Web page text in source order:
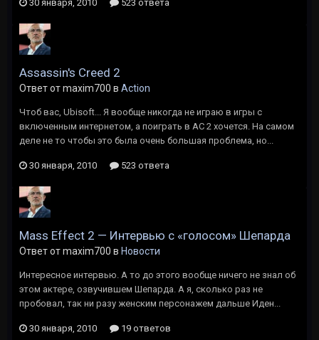
30 января, 2010 523 ответа
Assassin's Creed 2
Ответ от maxim700 в Action
Чтоб вас, Ubisoft... Я вообще никогда не играю в игры с
включенным интернетом, а поиграть в AC 2 хочется. На самом
деле не то чтобы это была очень большая проблема, но...
30 января, 2010 523 ответа
Mass Effect 2 — Интервью с «голосом» Шепарда
Ответ от maxim700 в Новости
Интересное интервью. А то до этого вообще ничего не знал об
этом актере, озвучившем Шепарда. А я, сколько раз не
пробовал, так ни разу женским персонажем дальше Иден...
30 января, 2010 19 ответов